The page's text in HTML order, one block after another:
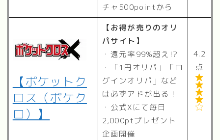
チャ500pointから
【ポケットク
ロス（ポケク
ロ）】
【お得が売りのオリ
パサイト】
・還元率99%超え!?
・「1円オリパ」「ロ
グインオリパ」など
は必ずアドが出る！
・公式Xにて毎日
2,000ptプレゼント
企画開催
4.2
点




